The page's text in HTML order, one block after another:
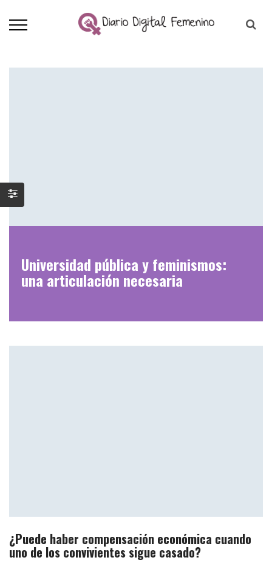
Universidad pública y feminismos:
una articulación necesaria
¿Puede haber compensación económica cuando
uno de los convivientes sigue casado?